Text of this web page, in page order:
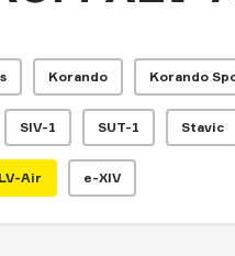
Korando Korando
SIV-1 SUT-1 Stavic
Air e-XIV